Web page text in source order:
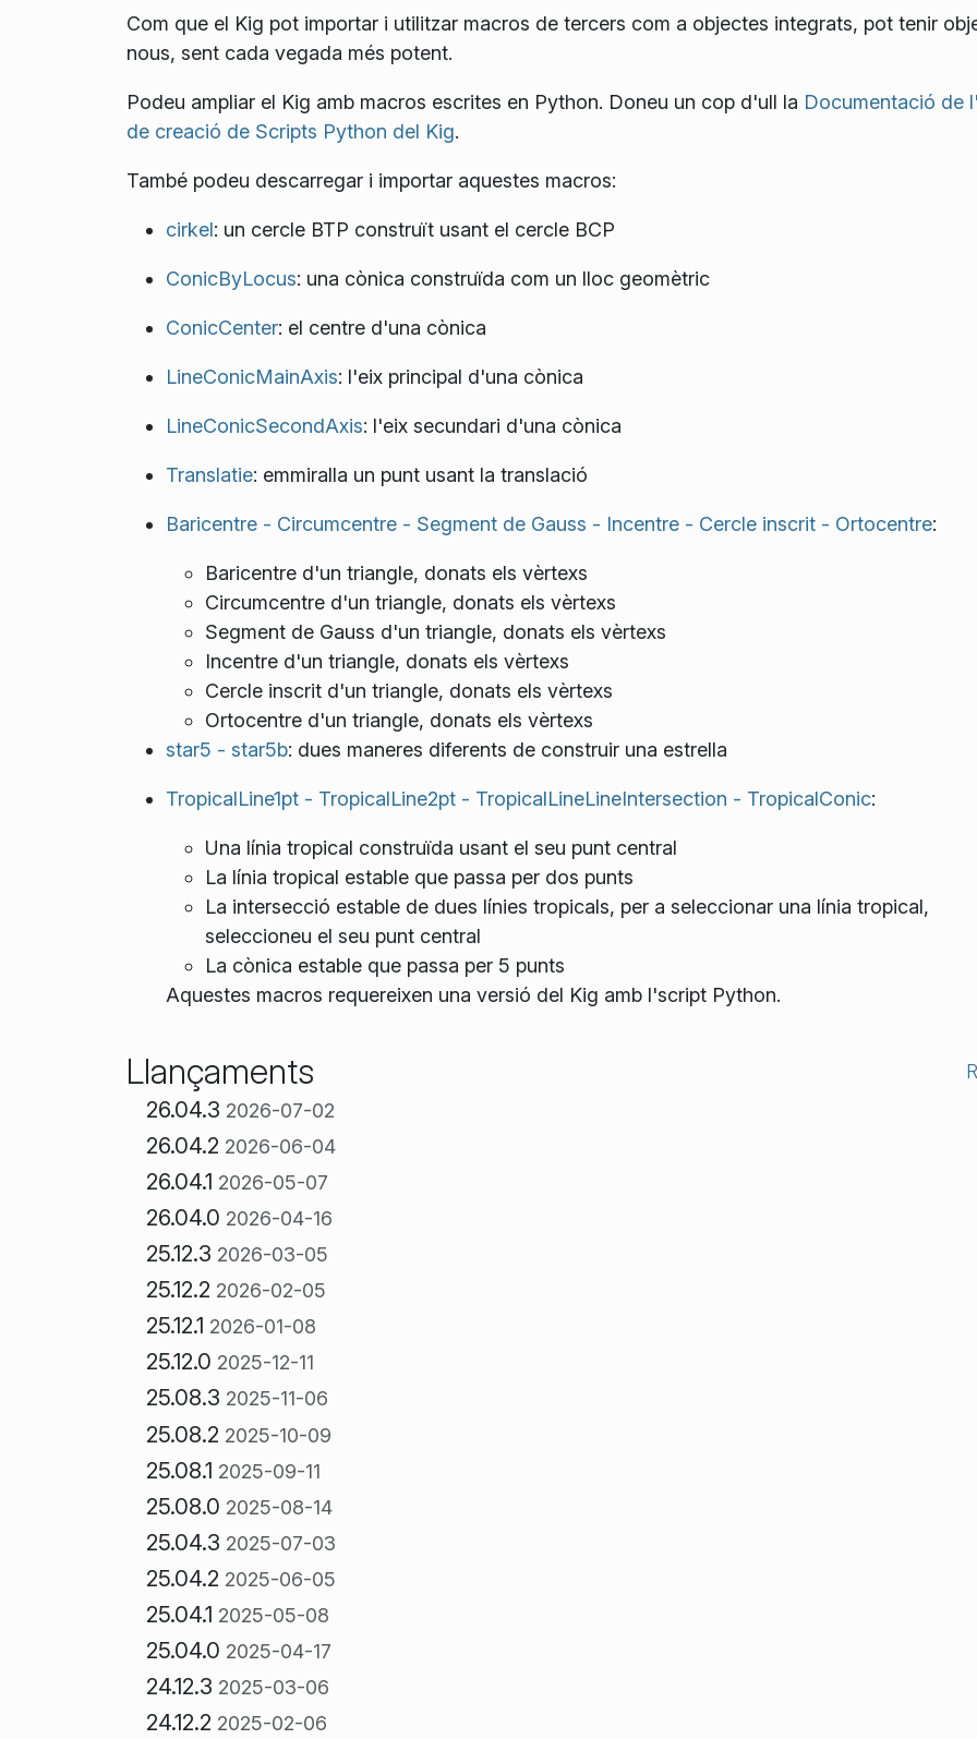
Com que el Kig pot importar i utilitzar macros de tercers com a objectes integrats, pot tenir
nous, sent cada vegada més potent.
Podeu ampliar el Kig amb macros escrites en Python. Doneu un cop d'ull la Documentació de
de creació de Scripts Python del Kig.
També podeu descarregar i importar aquestes macros:
cirkel: un cercle BTP construït usant el cercle BCP
ConicByLocus: una cònica construïda com un lloc geomètric
ConicCenter: el centre d'una cònica
LineConicMainAxis: l'eix principal d'una cònica
LineConicSecondAxis: l'eix secundari d'una cònica
Translatie: emmiralla un punt usant la translació
Baricentre - Circumcentre - Segment de Gauss - Incentre - Cercle inscrit - Ortocentre:
Baricentre d'un triangle, donats els vèrtexs
Circumcentre d'un triangle, donats els vèrtexs
Segment de Gauss d'un triangle, donats els vèrtexs
Incentre d'un triangle, donats els vèrtexs
Cercle inscrit d'un triangle, donats els vèrtexs
Ortocentre d'un triangle, donats els vèrtexs
star5 - star5b: dues maneres diferents de construir una estrella
TropicalLine1pt - TropicalLine2pt - TropicalLineLineIntersection - TropicalConic:
Una línia tropical construïda usant el seu punt central
La línia tropical estable que passa per dos punts
La intersecció estable de dues línies tropicals, per a seleccionar una línia tropical,
seleccioneu el seu punt central
La cònica estable que passa per 5 punts
Aquestes macros requereixen una versió del Kig amb l'script Python.
Llançaments
26.04.3 2026-07-02
26.04.2 2026-06-04
26.04.1 2026-05-07
26.04.0 2026-04-16
25.12.3 2026-03-05
25.12.2 2026-02-05
25.12.1 2026-01-08
25.12.0 2025-12-11
25.08.3 2025-11-06
25.08.2 2025-10-09
25.08.1 2025-09-11
25.08.0 2025-08-14
25.04.3 2025-07-03
25.04.2 2025-06-05
25.04.1 2025-05-08
25.04.0 2025-04-17
24.12.3 2025-03-06
24.12.2 2025-02-06